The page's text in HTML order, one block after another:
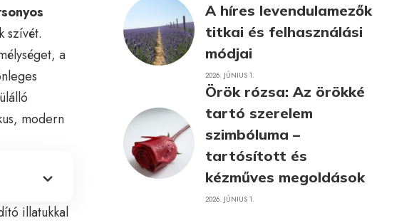
szívét.
a
modern
illatukkal
A híres levendulamezők
titkai és felhasználási
módjai
2026. JÚNIUS 1.
Örök rózsa: Az örökké
tartó szerelem
szimbóluma –
tartósított és
kézműves megoldások
2026. JÚNIUS 1.